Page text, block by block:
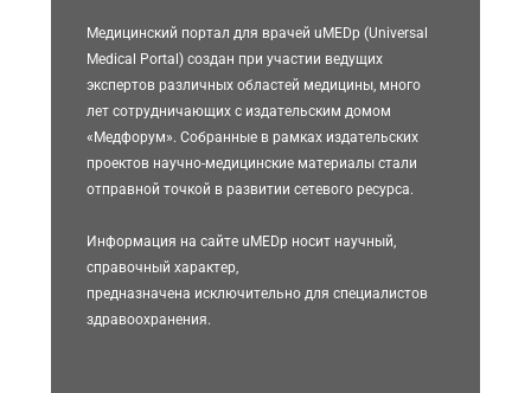
Медицинский портал для врачей uMEDp (Universal
Medical Portal) создан при участии ведущих
экспертов различных областей медицины, много
лет сотрудничающих с издательским домом
«Медфорум». Собранные в рамках издательских
проектов научно-медицинские материалы стали
отправной точкой в развитии сетевого ресурса.
Информация на сайте uMEDp носит научный,
справочный характер,
предназначена исключительно для специалистов
здравоохранения.